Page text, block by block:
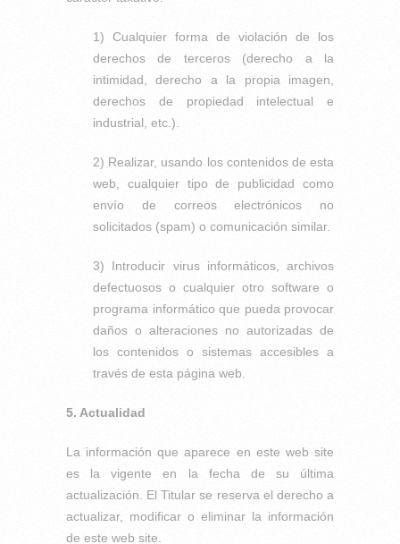
1) Cualquier forma de violación de los
derechos de terceros (derecho a la
intimidad, derecho a la propia imagen,
derechos de propiedad intelectual e
industrial, etc.).
2) Realizar, usando los contenidos de esta
web, cualquier tipo de publicidad como
envío de correos electrónicos no
solicitados (spam) o comunicación similar.
3) Introducir virus informáticos, archivos
defectuosos o cualquier otro software o
programa informático que pueda provocar
daños o alteraciones no autorizadas de
los contenidos o sistemas accesibles a
través de esta página web.
5. Actualidad
La información que aparece en este web site
es la vigente en la fecha de su última
actualización. El Titular se reserva el derecho a
actualizar, modificar o eliminar la información
de este web site.